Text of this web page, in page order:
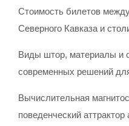
Стоимость билетов
Северного Кавказа и
Виды штор, материалы и
современных решений
Вычислительная
поведенческий